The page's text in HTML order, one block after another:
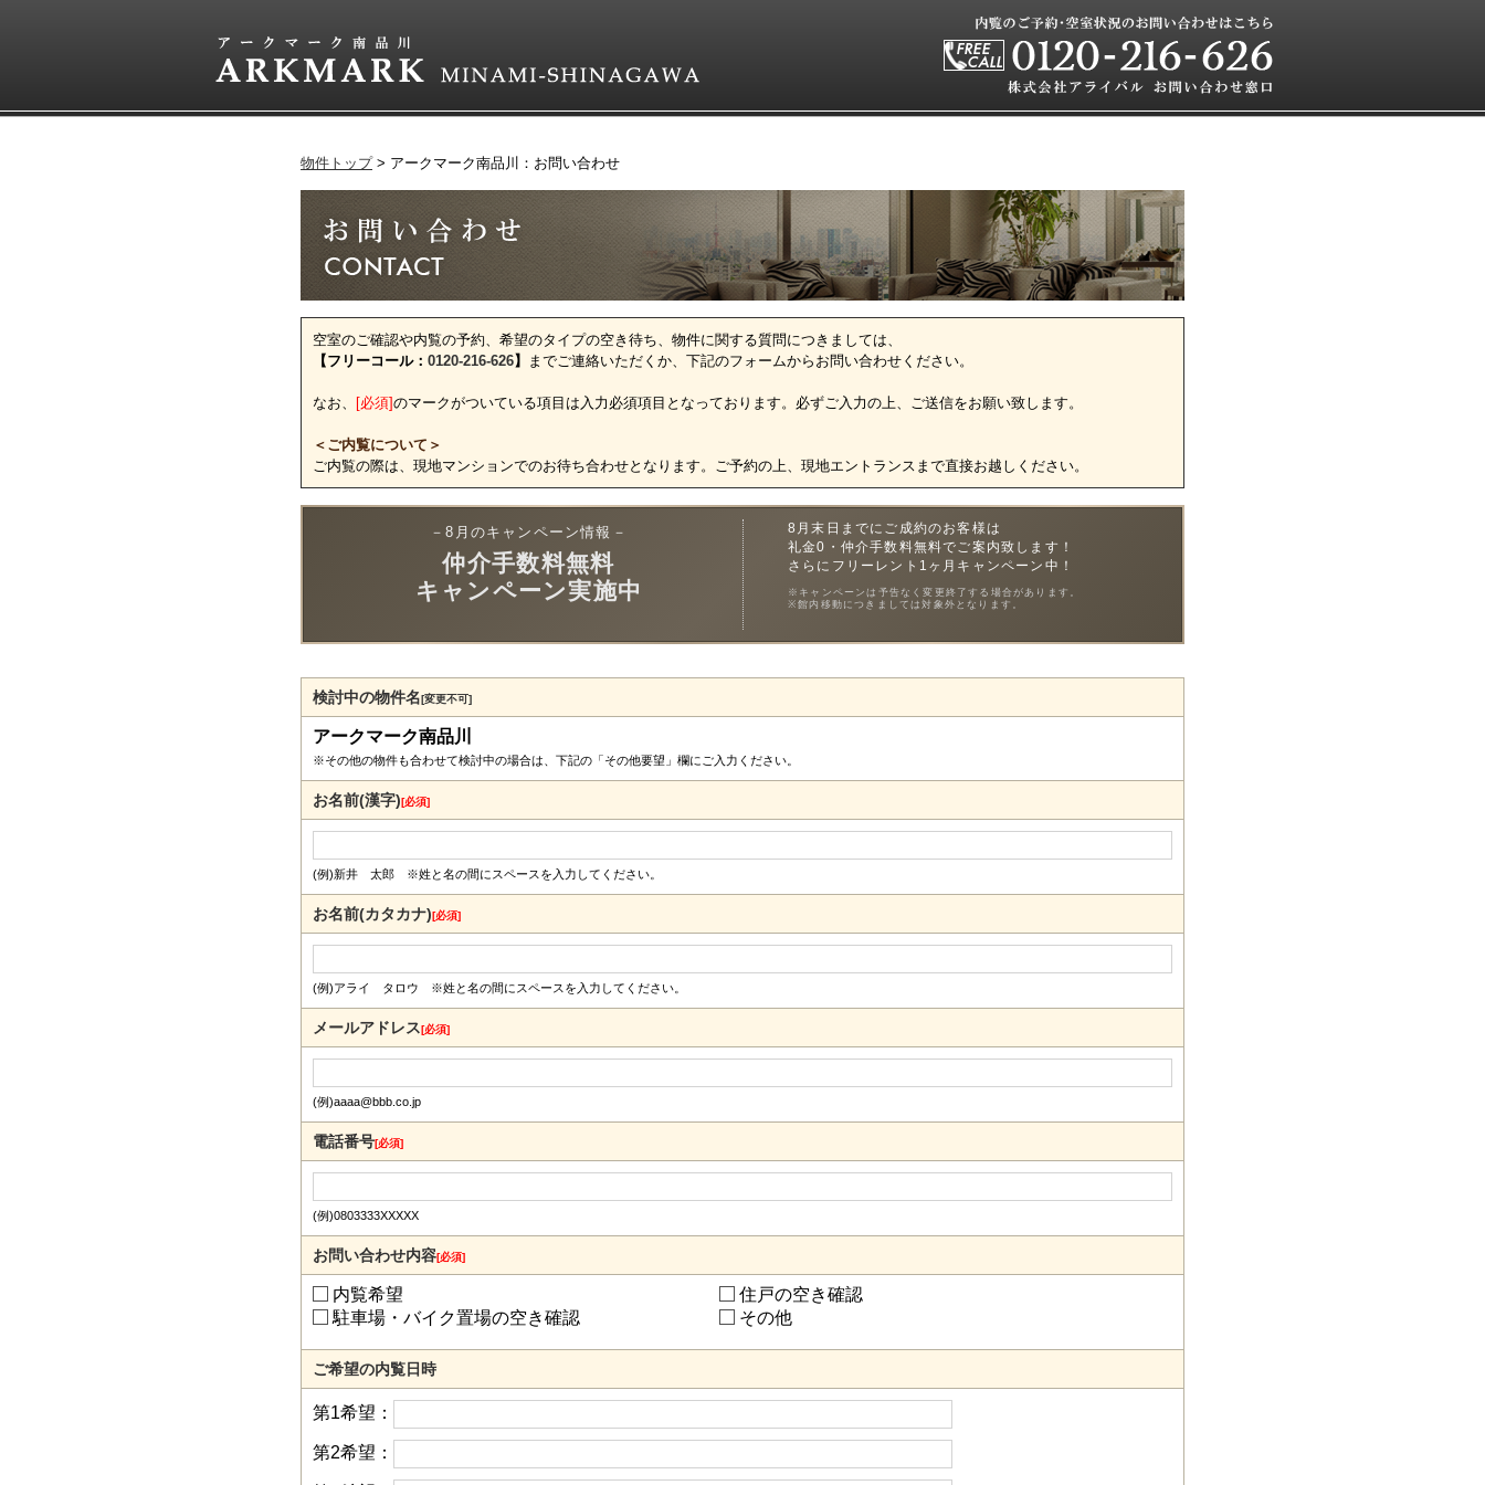
物件トップ アークマーク南品川：お問い合わせ
空室のご確認や内覧の予約、希望のタイプの空き待ち、物件に関する質問につきましては、
【フリーコール： 0120-216-626】 までご連絡いただくか、下記のフォームからお問い合わせください。
なお、 [必須]のマークがついている項目は入力必須項目となっております。必ずご入力の上、ご送信をお願い致します。
＜ご内覧について＞
ご内覧の際は、現地マンションでのお待ち合わせとなります。ご予約の上、現地エントランスまで直接お越しください。
－8月のキャンペーン情報－
仲介手数料無料
キャンペーン実施中
8月末日までにご成約のお客様は
礼金0・仲介手数料無料でご案内致します！
さらにフリーレント1ヶ月キャンペーン中！
※キャンペーンは予告なく変更終了する場合があります。
※館内移動につきましては対象外となります。
検討中の物件名[変更不可]
アークマーク南品川
※その他の物件も合わせて検討中の場合は、下記の「その他要望」欄にご入力ください。
お名前(漢字)[必須]
(例)新井 太郎 ※姓と名の間にスペースを入力してください。
お名前(カタカナ)[必須]
(例)アライ タロウ ※姓と名の間にスペースを入力してください。
メールアドレス[必須]
(例)aaaa@bbb.co.jp
電話番号[必須]
(例)0803333XXXXX
お問い合わせ内容[必須]
内覧希望
住戸の空き確認
駐車場・バイク置場の空き確認
その他
ご希望の内覧日時
第1希望：
第2希望：